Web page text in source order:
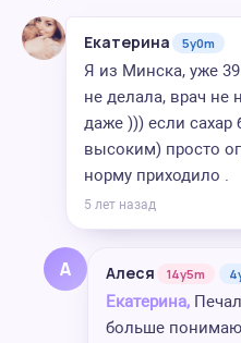
Екатерина 5y0m
Я из Минска, уже
не делала, врач не
даже ))) если
высоким) просто
норму приходило .
5 лет назад
А Алеся 14y5m
Екатерина,
больше